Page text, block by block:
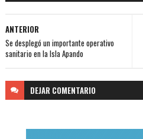
ANTERIOR
Se desplegó un importante operativo
sanitario en la Isla Apando
DEJAR COMENTARIO